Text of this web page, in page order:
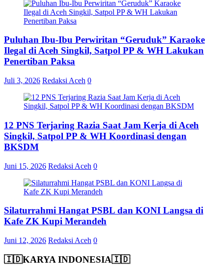
Puluhan Ibu-Ibu Perwiritan “Geruduk” Karaoke
Ilegal di Aceh Singkil, Satpol PP & WH Lakukan
Penertiban Paksa
Juli 3, 2026 Redaksi Aceh 0
12 PNS Terjaring Razia Saat Jam Kerja di Aceh
Singkil, Satpol PP & WH Koordinasi dengan
BKSDM
Juni 15, 2026 Redaksi Aceh 0
Silaturrahmi Hangat PSBL dan KONI Langsa di
Kafe ZK Kupi Merandeh
Juni 12, 2026 Redaksi Aceh 0
🇮🇩KARYA INDONESIA🇮🇩